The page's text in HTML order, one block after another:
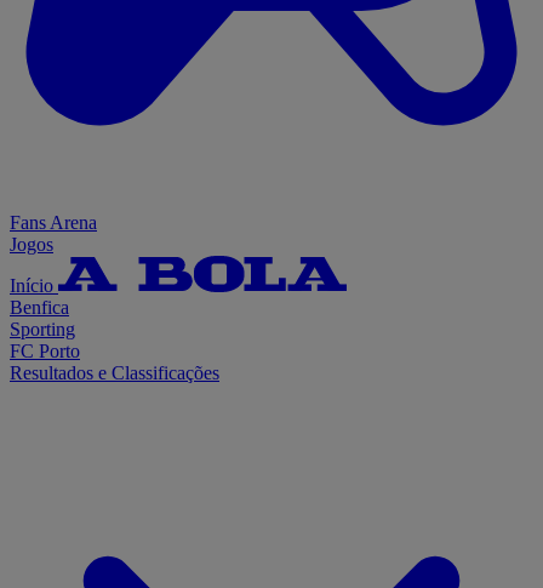
Fans Arena
Jogos
Início
Benfica
Sporting
FC Porto
Resultados e Classificações